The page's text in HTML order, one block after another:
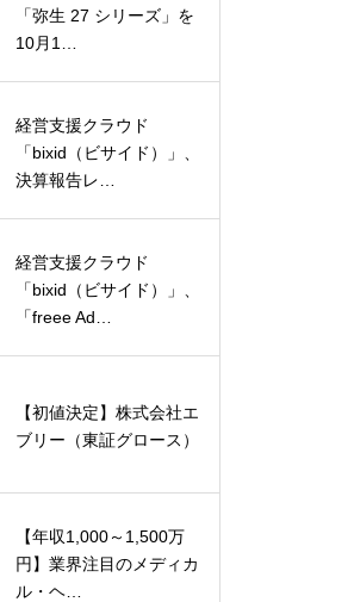
「弥生 27 シリーズ」を
10月1…
経営支援クラウド
「bixid（ビサイド）」、
決算報告レ…
経営支援クラウド
「bixid（ビサイド）」、
「freee Ad…
【初値決定】株式会社エ
ブリー（東証グロース）
【年収1,000～1,500万
円】業界注目のメディカ
ル・ヘ…